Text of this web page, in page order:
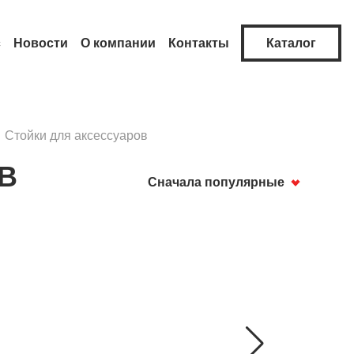
Новости О компании Контакты Каталог
Стойки для аксессуаров
Сначала популярные